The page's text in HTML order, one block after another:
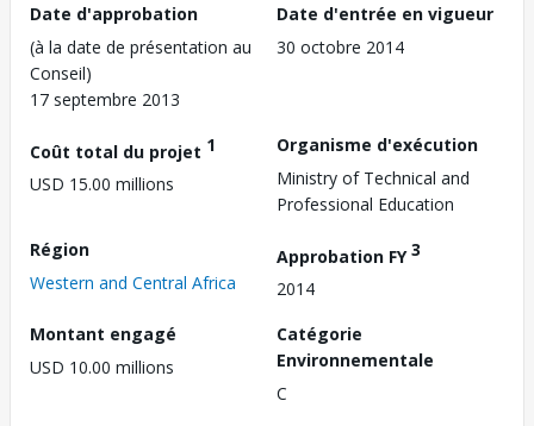
Date d'approbation
(à la date de présentation au
Conseil)
17 septembre 2013
Date d'entrée en vigueur
30 octobre 2014
Coût total du projet 1
USD 15.00 millions
Organisme d'exécution
Ministry of Technical and
Professional Education
Région
Western and Central Africa
Approbation FY3
2014
Montant engagé
USD 10.00 millions
Catégorie
Environnementale
C